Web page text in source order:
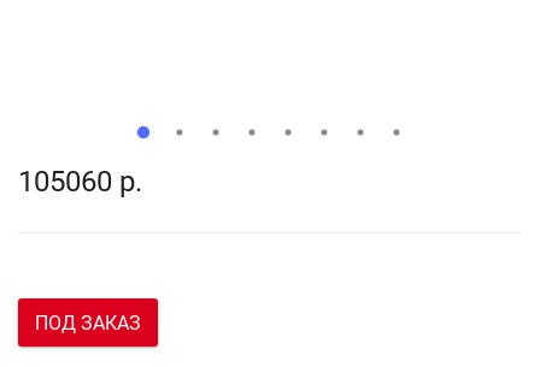
105060 р.
ПОД ЗАКАЗ